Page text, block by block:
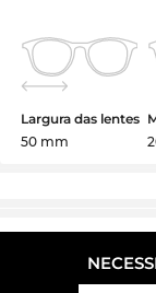
Largura das lentes
50 mm